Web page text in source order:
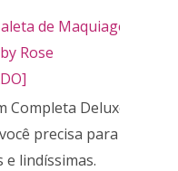
de Maquiagem
Rose
Completa Deluxe
precisa para
lindíssimas.